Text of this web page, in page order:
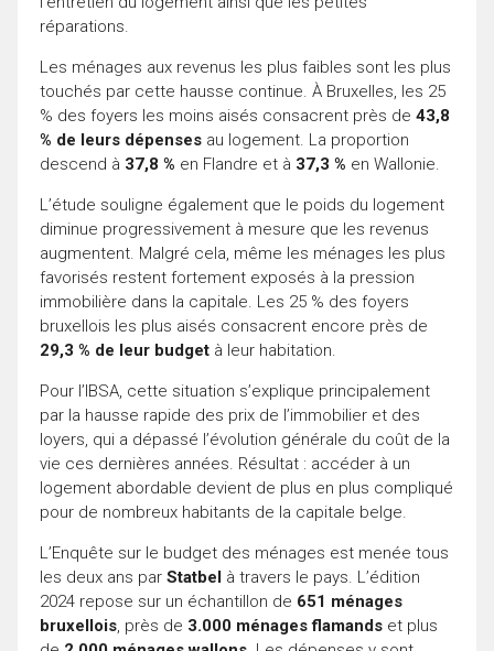
réparations.
Les ménages aux revenus les plus faibles sont les plus
touchés par cette hausse continue. À Bruxelles, les 25
% des foyers les moins aisés consacrent près de 43,8
% de leurs dépenses au logement. La proportion
descend à 37,8 % en Flandre et à 37,3 % en Wallonie.
L’étude souligne également que le poids du logement
diminue progressivement à mesure que les revenus
augmentent. Malgré cela, même les ménages les plus
favorisés restent fortement exposés à la pression
immobilière dans la capitale. Les 25 % des foyers
bruxellois les plus aisés consacrent encore près de
29,3 % de leur budget à leur habitation.
Pour l’IBSA, cette situation s’explique principalement
par la hausse rapide des prix de l’immobilier et des
loyers, qui a dépassé l’évolution générale du coût de la
vie ces dernières années. Résultat : accéder à un
logement abordable devient de plus en plus compliqué
pour de nombreux habitants de la capitale belge.
L’Enquête sur le budget des ménages est menée tous
les deux ans par Statbel à travers le pays. L’édition
2024 repose sur un échantillon de 651 ménages
bruxellois, près de 3.000 ménages flamands et plus